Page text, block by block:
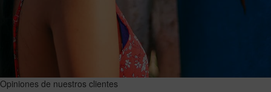
Opiniones de nuestros clientes